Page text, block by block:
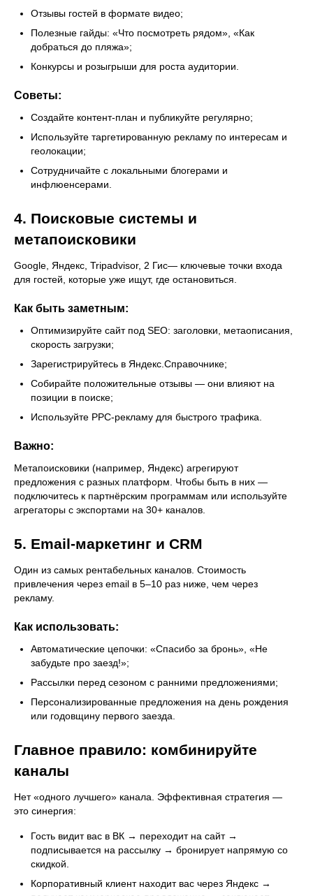
Отзывы гостей в формате видео;
Полезные гайды: «Что посмотреть рядом», «Как
добраться до пляжа»;
Конкурсы и розыгрыши для роста аудитории.
Советы:
Создайте контент-план и публикуйте регулярно;
Используйте таргетированную рекламу по интересам и
геолокации;
Сотрудничайте с локальными блогерами и
инфлюенсерами.
4. Поисковые системы и
метапоисковики
Google, Яндекс, Tripadvisor, 2 Гис— ключевые точки входа
для гостей, которые уже ищут, где остановиться.
Как быть заметным:
Оптимизируйте сайт под SEO: заголовки, метаописания,
скорость загрузки;
Зарегистрируйтесь в Яндекс.Справочнике;
Собирайте положительные отзывы — они влияют на
позиции в поиске;
Используйте PPC-рекламу для быстрого трафика.
Важно:
Метапоисковики (например, Яндекс) агрегируют
предложения с разных платформ. Чтобы быть в них —
подключитесь к партнёрским программам или используйте
агрегаторы с экспортами на 30+ каналов.
5. Email-маркетинг и CRM
Один из самых рентабельных каналов. Стоимость
привлечения через email в 5–10 раз ниже, чем через
рекламу.
Как использовать:
Автоматические цепочки: «Спасибо за бронь», «Не
забудьте про заезд!»;
Рассылки перед сезоном с ранними предложениями;
Персонализированные предложения на день рождения
или годовщину первого заезда.
Главное правило: комбинируйте
каналы
Нет «одного лучшего» канала. Эффективная стратегия —
это синергия:
Гость видит вас в ВК → переходит на сайт →
подписывается на рассылку → бронирует напрямую со
скидкой.
Корпоративный клиент находит вас через Яндекс →